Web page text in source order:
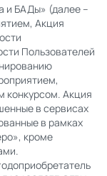
и БАДы» (далее –
Акция
Пользователей
конкурсом. Акция
в сервисах
в рамках
кроме